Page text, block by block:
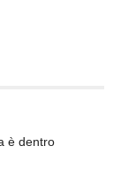
è dentro